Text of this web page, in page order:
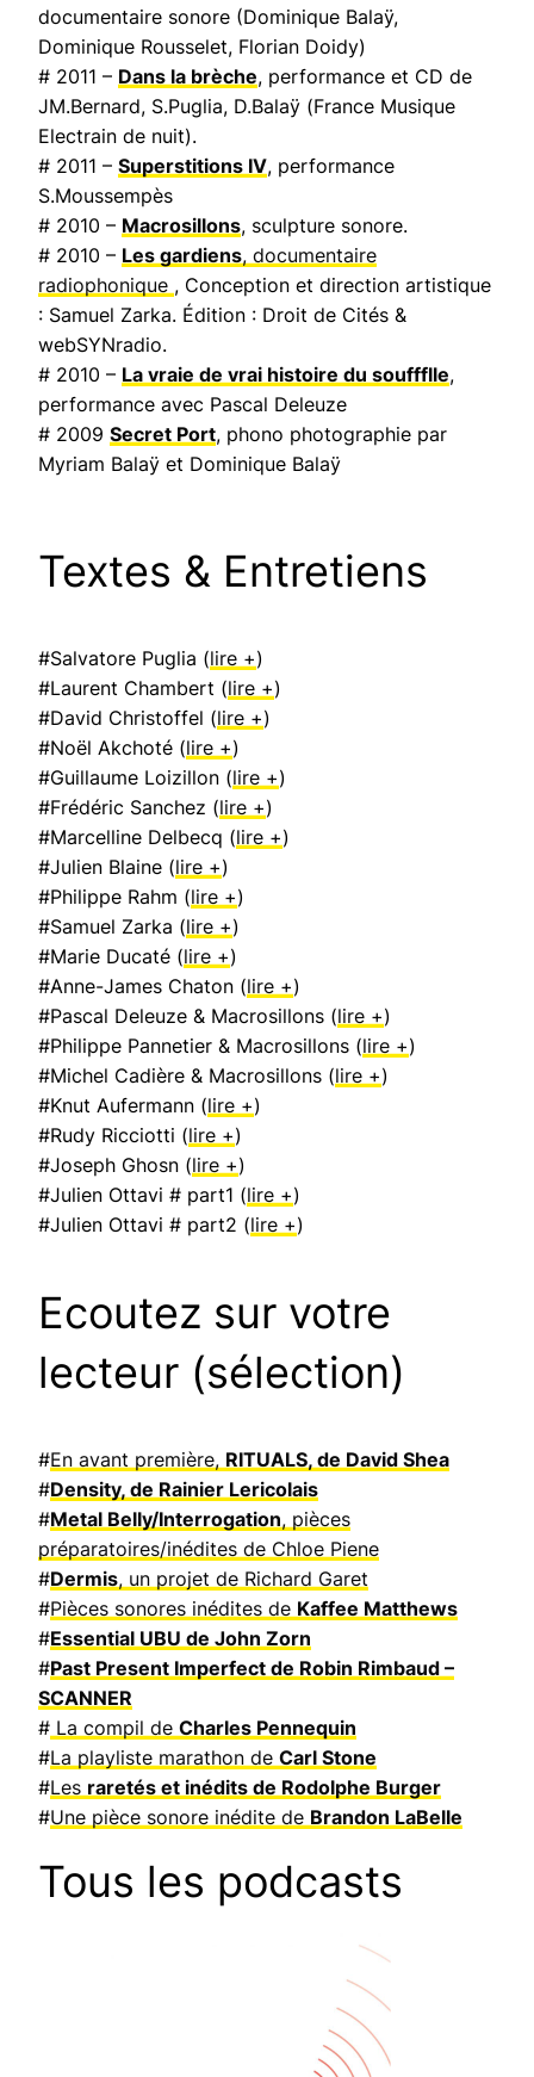
documentaire sonore (Dominique Balaÿ,
Dominique Rousselet, Florian Doidy)
# 2011 – Dans la brèche, performance et CD de
JM.Bernard, S.Puglia, D.Balaÿ (France Musique
Electrain de nuit).
# 2011 – Superstitions IV, performance
S.Moussempès
# 2010 – Macrosillons, sculpture sonore.
# 2010 – Les gardiens, documentaire
radiophonique , Conception et direction artistique
: Samuel Zarka. Édition : Droit de Cités &
webSYNradio.
# 2010 – La vraie de vrai histoire du souffflle,
performance avec Pascal Deleuze
# 2009 Secret Port, phono photographie par
Myriam Balaÿ et Dominique Balaÿ
Textes & Entretiens
#Salvatore Puglia (lire +)
#Laurent Chambert (lire +)
#David Christoffel (lire +)
#Noël Akchoté (lire +)
#Guillaume Loizillon (lire +)
#Frédéric Sanchez (lire +)
#Marcelline Delbecq (lire +)
#Julien Blaine (lire +)
#Philippe Rahm (lire +)
#Samuel Zarka (lire +)
#Marie Ducaté (lire +)
#Anne-James Chaton (lire +)
#Pascal Deleuze & Macrosillons (lire +)
#Philippe Pannetier & Macrosillons (lire +)
#Michel Cadière & Macrosillons (lire +)
#Knut Aufermann (lire +)
#Rudy Ricciotti (lire +)
#Joseph Ghosn (lire +)
#Julien Ottavi # part1 (lire +)
#Julien Ottavi # part2 (lire +)
Ecoutez sur votre
lecteur (sélection)
#En avant première, RITUALS, de David Shea
#Density, de Rainier Lericolais
#Metal Belly/Interrogation, pièces
préparatoires/inédites de Chloe Piene
#Dermis, un projet de Richard Garet
#Pièces sonores inédites de Kaffee Matthews
#Essential UBU de John Zorn
#Past Present Imperfect de Robin Rimbaud –
SCANNER
# La compil de Charles Pennequin
#La playliste marathon de Carl Stone
#Les raretés et inédits de Rodolphe Burger
#Une pièce sonore inédite de Brandon LaBelle
Tous les podcasts